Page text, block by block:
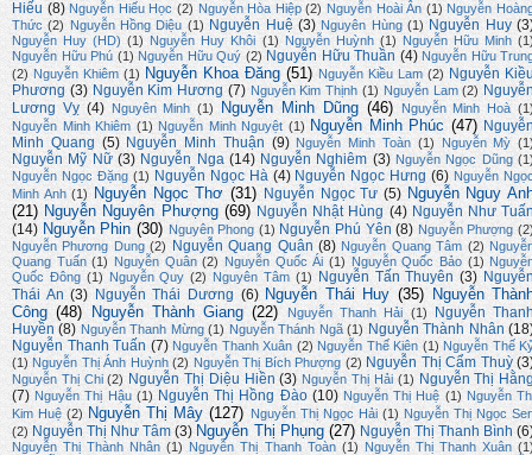
Hiếu (8) Nguyễn Hiếu Học (2) Nguyễn Hòa Hiệp (2) Nguyễn Hoài Ân (1) Nguyễn
Thức (2) Nguyễn Hồng Diệu (1) Nguyễn Huệ (3) Nguyên Hùng (1) Nguyễn Huy
Nguyễn Huy (HD) (1) Nguyễn Huy Khôi (1) Nguyễn Huỳnh (1) Nguyễn Hữu Minh
Nguyễn Hữu Phú (1) Nguyễn Hữu Quý (2) Nguyễn Hữu Thuần (4) Nguyễn Hữu
(2) Nguyễn Khiêm (1) Nguyễn Khoa Đăng (51) Nguyễn Kiều Lam (2) Nguyễn
Phương (3) Nguyễn Kim Hương (7) Nguyễn Kim Thịnh (1) Nguyễn Lam (2)
Lương Vỵ (4) Nguyên Minh (1) Nguyễn Minh Dũng (46) Nguyễn Minh Hoà
Nguyễn Minh Khiêm (1) Nguyễn Minh Nguyệt (1) Nguyễn Minh Phúc (47)
Minh Quang (5) Nguyễn Minh Thuận (9) Nguyễn Minh Toàn (1) Nguyễn Mỳ
Nguyễn Mỹ Nữ (3) Nguyễn Nga (14) Nguyễn Nghiêm (3) Nguyễn Ngọc Dũng
Nguyễn Ngọc Đặng (1) Nguyễn Ngọc Hà (4) Nguyễn Ngọc Hưng (6) Nguyễn
Minh Anh (1) Nguyễn Ngọc Thơ (31) Nguyễn Ngọc Tư (5) Nguyễn Nguy
(21) Nguyễn Nguyên Phượng (69) Nguyễn Nhật Hùng (4) Nguyễn Như
(14) Nguyễn Phin (30) Nguyên Phong (1) Nguyễn Phú Yên (8) Nguyễn Phượng
Nguyễn Phương Dung (2) Nguyễn Quang Quân (8) Nguyễn Quang Tâm (2)
Quang Tuấn (1) Nguyễn Quân (2) Nguyễn Quốc Ái (1) Nguyễn Quốc Bảo (1)
Quốc Đông (1) Nguyễn Quy (2) Nguyên Tâm (1) Nguyễn Tấn Thuyên (3)
Thái An (3) Nguyễn Thái Dương (6) Nguyễn Thái Huy (35)
Nguyễn
Công (48) Nguyễn Thành Giang (22) Nguyễn Thanh Hải (1)
Nguyễn
Huyền (8) Nguyễn Thanh Mừng (1) Nguyễn Thánh Ngã (1) Nguyễn Thành Nhân
Nguyễn Thanh Tuấn (7) Nguyễn Thanh Xuân (2) Nguyễn Thế Kiên (1) Nguyễn Thế
(1) Nguyễn Thị Ánh Huỳnh (2) Nguyễn Thị Bích Phượng (2) Nguyễn Thị Cẩm Thuỳ
Nguyễn Thị Chi (2) Nguyễn Thị Diệu Hiền (3) Nguyễn Thị Hải (1) Nguyễn Thị
(7) Nguyễn Thị Hậu (1) Nguyễn Thị Hồng Đào (10) Nguyễn Thị Huệ (1) Nguyễn
Kim Huệ (2) Nguyễn Thị Mây (127) Nguyễn Thị Ngọc Hải (1) Nguyễn Thị Ngọc
(2) Nguyễn Thị Như Tâm (3) Nguyễn Thị Phụng (27) Nguyễn Thị Thanh Bình
Nguyễn Thị Thành Nhân (1) Nguyễn Thị Thanh Toàn (1) Nguyễn Thị Thanh Xuân